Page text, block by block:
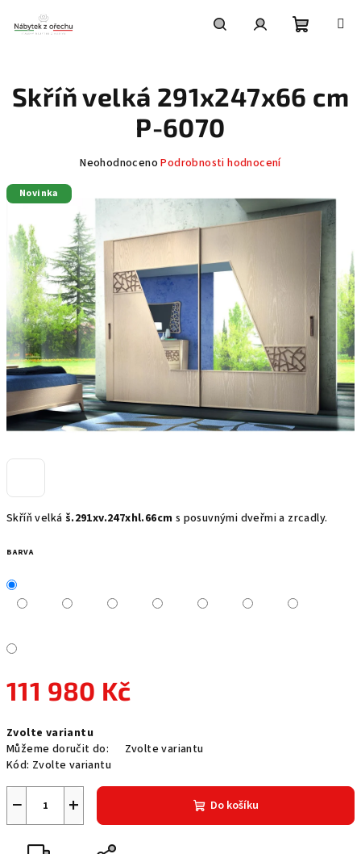
obsah
košík
Skříň velká š.291xv.247xhl.66cm s posuvnými dveřmi a zrcadly.
BARVA
111 980 Kč
cena:
Zvolte variantu
Můžeme doručit do:
Zvolte variantu
Kód: Zvolte variantu
+
− Do košíku
Skříň velká 291x247x66 cm
P-6070
Průměrné
produktu
je
0,0
z
5
hvězdiček.
Neohodnoceno Podrobnosti hodnocení
Novinka